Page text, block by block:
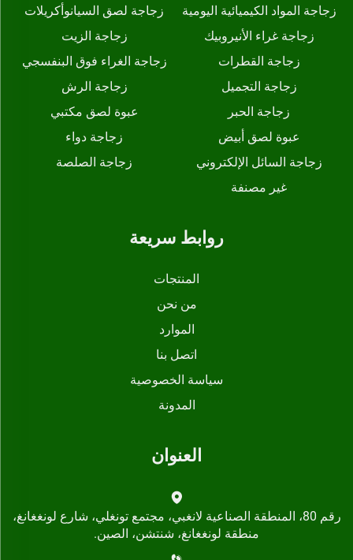
زجاجة المواد الكيميائية اليومية
زجاجة لصق السيانوأكريلات
زجاجة غراء الأنيروبيك
زجاجة الزيت
زجاجة القطرات
زجاجة الغراء فوق البنفسجي
زجاجة التجميل
زجاجة الرش
زجاجة الحبر
عبوة لصق مكتبي
عبوة لصق أبيض
زجاجة دواء
زجاجة السائل الإلكتروني
زجاجة الصلصة
غير مصنفة
روابط سريعة
المنتجات
من نحن
الموارد
اتصل بنا
سياسة الخصوصية
المدونة
العنوان
رقم 80، المنطقة الصناعية لانغبي، مجتمع تونغلي، شارع لونغغانغ،
منطقة لونغغانغ، شنتشن، الصين.